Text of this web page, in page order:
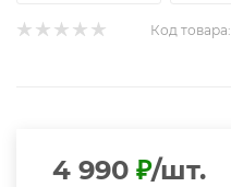
Код товара:
4 990 ₽/шт.